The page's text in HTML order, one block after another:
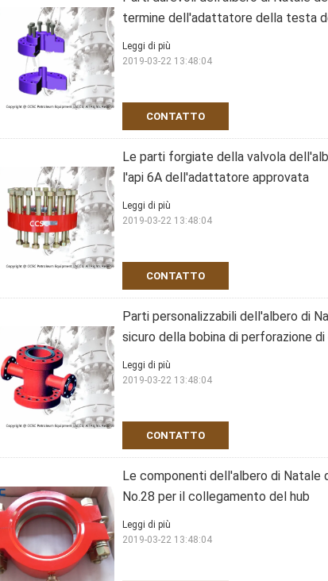
termine dell'adattatore della testa
CONTATTO
Leggi di più
2019-03-22 13:48:04
Le parti forgiate della valvola
l'api 6A dell'adattatore approvata
CONTATTO
Leggi di più
2019-03-22 13:48:04
Parti personalizzabili dell'albero di
sicuro della bobina di perforazione
CONTATTO
Leggi di più
2019-03-22 13:48:04
Le componenti dell'albero di Natale
No.28 per il collegamento del hub
Leggi di più
2019-03-22 13:48:04